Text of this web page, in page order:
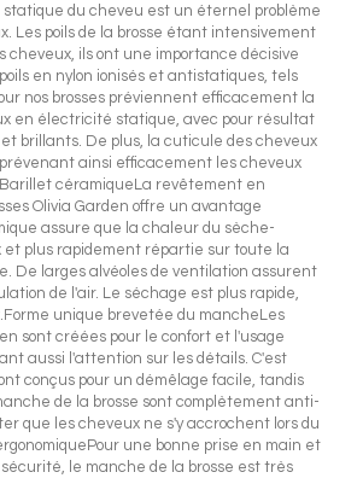
du cheveu est un éternel problème
Les poils de la brosse étant intensivement
cheveux, ils ont une importance décisive
en nylon ionisés et antistatiques, tels
nos brosses préviennent efficacement la
en électricité statique, avec pour résultat
brillants. De plus, la cuticule des cheveux
ainsi efficacement les cheveux
céramiqueLa revêtement en
Olivia Garden offre un avantage
assure que la chaleur du sèche-
et plus rapidement répartie sur toute la
De larges alvéoles de ventilation assurent
de l'air. Le séchage est plus rapide,
unique brevetée du mancheLes
sont créées pour le confort et l'usage
aussi l'attention sur les détails. C'est
conçus pour un démêlage facile, tandis
de la brosse sont complètement anti-
que les cheveux ne s'y accrochent lors du
une bonne prise en main et
le manche de la brosse est très